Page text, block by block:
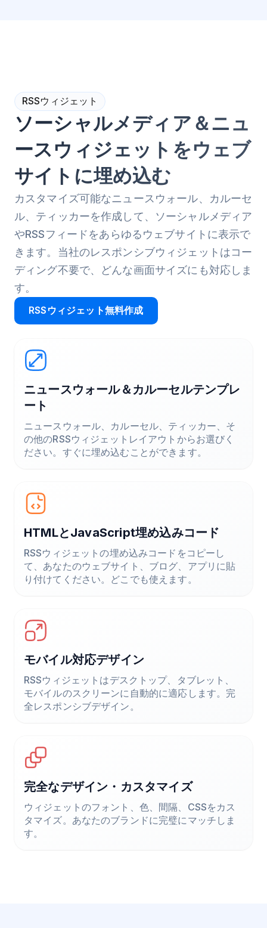
RSSウィジェット
ソーシャルメディア＆ニュ
ースウィジェットをウェブ
サイトに埋め込む
カスタマイズ可能なニュースウォール、カルーセ
ル、ティッカーを作成して、ソーシャルメディア
やRSSフィードをあらゆるウェブサイトに表示で
きます。当社のレスポンシブウィジェットはコー
ディング不要で、どんな画面サイズにも対応しま
す。
RSSウィジェット無料作成
ニュースウォール＆カルーセルテンプレ
ート
ニュースウォール、カルーセル、ティッカー、そ
の他のRSSウィジェットレイアウトからお選びく
ださい。すぐに埋め込むことができます。
HTMLとJavaScript埋め込みコード
RSSウィジェットの埋め込みコードをコピーし
て、あなたのウェブサイト、ブログ、アプリに貼
り付けてください。どこでも使えます。
モバイル対応デザイン
RSSウィジェットはデスクトップ、タブレット、
モバイルのスクリーンに自動的に適応します。完
全レスポンシブデザイン。
完全なデザイン・カスタマイズ
ウィジェットのフォント、色、間隔、CSSをカス
タマイズ。あなたのブランドに完璧にマッチしま
す。